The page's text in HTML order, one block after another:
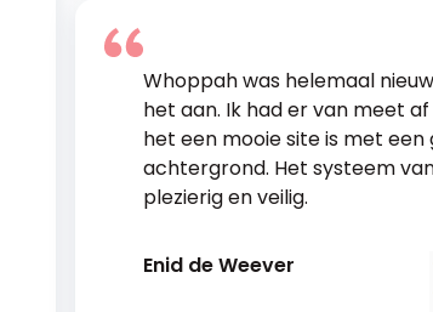
Whoppah was helemaal
het aan. Ik had er van meet
het een mooie site is met
achtergrond. Het systeem
plezierig en veilig.
Enid de Weever